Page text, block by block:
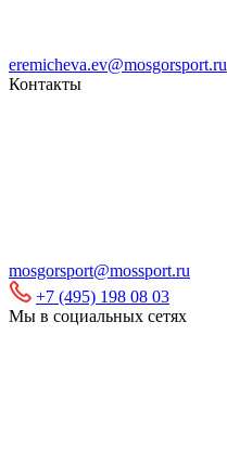
eremicheva.ev@mosgorsport.ru
Контакты
mosgorsport@mossport.ru
+7 (495) 198 08 03
Мы в социальных сетях